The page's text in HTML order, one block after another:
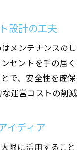
設計の工夫
メンテナンスの
セントを手の届
で、安全性を確
運営コストの削減
イディア
限に活用するこ